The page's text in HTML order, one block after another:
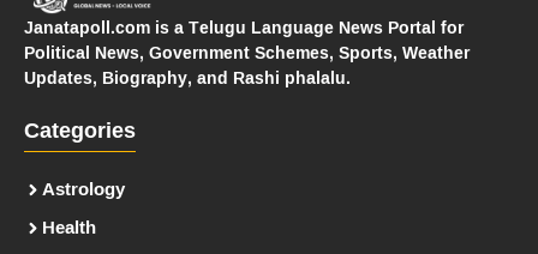
Janatapoll.com is a Telugu Language News Portal for
Political News, Government Schemes, Sports, Weather
Updates, Biography, and Rashi phalalu.
Categories
Astrology
Health